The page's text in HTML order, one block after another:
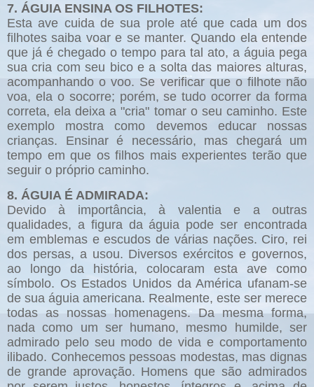
7. ÁGUIA ENSINA OS FILHOTES:
Esta ave cuida de sua prole até que cada um dos
filhotes saiba voar e se manter. Quando ela entende
que já é chegado o tempo para tal ato, a águia pega
sua cria com seu bico e a solta das maiores alturas,
acompanhando o voo. Se verificar que o filhote não
voa, ela o socorre; porém, se tudo ocorrer da forma
correta, ela deixa a "cria" tomar o seu caminho. Este
exemplo mostra como devemos educar nossas
crianças. Ensinar é necessário, mas chegará um
tempo em que os filhos mais experientes terão que
seguir o próprio caminho.
8. ÁGUIA É ADMIRADA:
Devido à importância, à valentia e a outras
qualidades, a figura da águia pode ser encontrada
em emblemas e escudos de várias nações. Ciro, rei
dos persas, a usou. Diversos exércitos e governos,
ao longo da história, colocaram esta ave como
símbolo. Os Estados Unidos da América ufanam-se
de sua águia americana. Realmente, este ser merece
todas as nossas homenagens. Da mesma forma,
nada como um ser humano, mesmo humilde, ser
admirado pelo seu modo de vida e comportamento
ilibado. Conhecemos pessoas modestas, mas dignas
de grande aprovação. Homens que são admirados